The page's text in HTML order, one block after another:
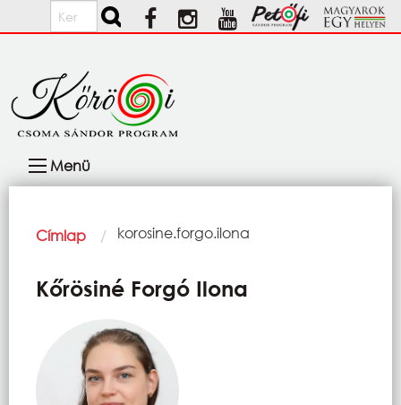
Ugrás a tartalomra
Keresés
navigáció
Menü
Morzsa
Címlap Current:
korosine.forgo.ilona
Kőrösiné Forgó Ilona